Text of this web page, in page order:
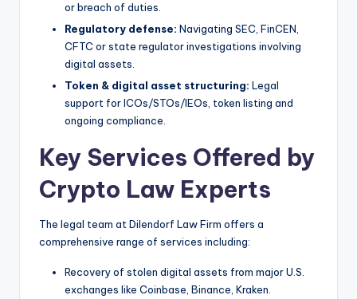
or breach of duties.
Regulatory defense: Navigating SEC, FinCEN,
CFTC or state regulator investigations involving
digital assets.
Token & digital asset structuring: Legal
support for ICOs/STOs/IEOs, token listing and
ongoing compliance.
Key Services Offered by
Crypto Law Experts
The legal team at Dilendorf Law Firm offers a
comprehensive range of services including:
Recovery of stolen digital assets from major U.S.
exchanges like Coinbase, Binance, Kraken.